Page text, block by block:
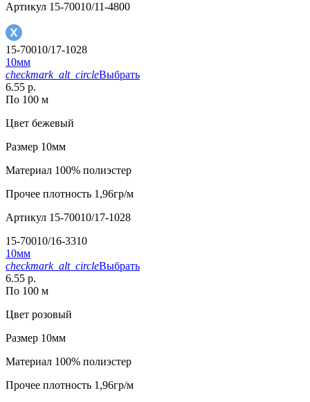
Артикул 15-70010/11-4800
15-70010/17-1028
10мм
checkmark_alt_circleВыбрать
6.55 р.
По 100 м
Цвет бежевый
Размер 10мм
Материал 100% полиэстер
Прочее плотность 1,96гр/м
Артикул 15-70010/17-1028
15-70010/16-3310
10мм
checkmark_alt_circleВыбрать
6.55 р.
По 100 м
Цвет розовый
Размер 10мм
Материал 100% полиэстер
Прочее плотность 1,96гр/м